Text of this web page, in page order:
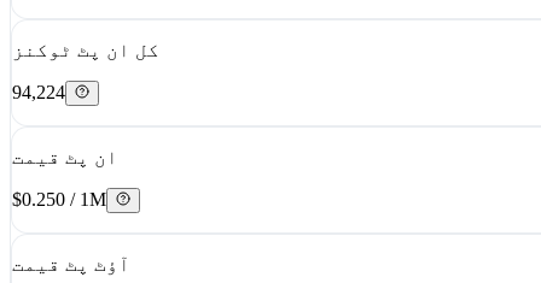
کل ان پٹ ٹوکنز
94,224
ان پٹ قیمت
$0.250 / 1M
آؤٹ پٹ قیمت